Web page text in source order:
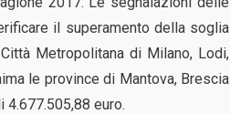
il superamento della soglia
Metropolitana di Milano, Lodi,
le province di Mantova, Brescia
euro.